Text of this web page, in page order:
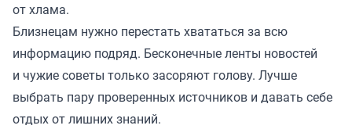
от хлама.
Близнецам нужно перестать хвататься за всю
информацию подряд. Бесконечные ленты новостей
и чужие советы только засоряют голову. Лучше
выбрать пару проверенных источников и давать себе
отдых от лишних знаний.